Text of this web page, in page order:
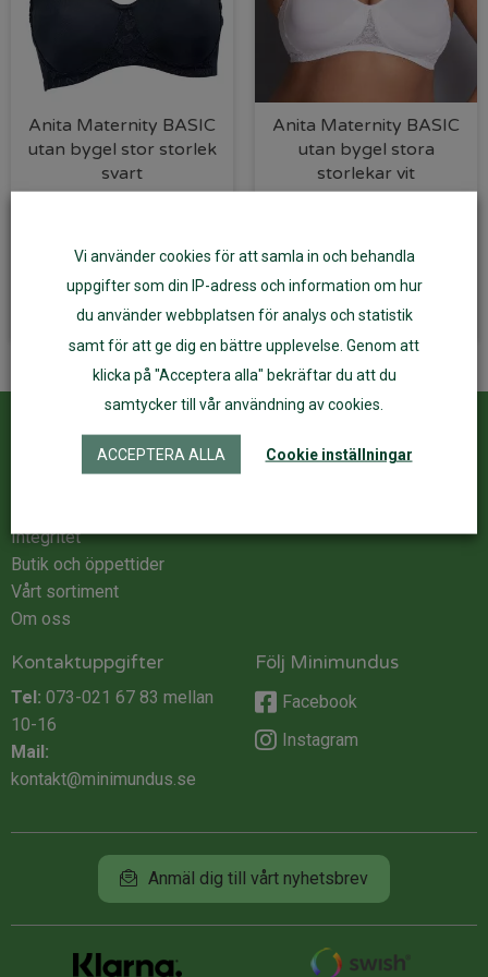
Anita Maternity BASIC
utan bygel stor storlek
svart
Välj alternativ
Anita Maternity BASIC
utan bygel stora
storlekar vit
Välj alternativ
Kundservice
Integritet
Butik och öppettider
Vårt sortiment
Om oss
ÅF Login
Kontaktuppgifter
Tel: 073-021 67 83 mellan
10-16
Mail:
kontakt@minimundus.se
Följ Minimundus
Facebook
Instagram
Anmäl dig till vårt nyhetsbrev
Vi använder cookies för att samla in och behandla
uppgifter som din IP-adress och information om hur
du använder webbplatsen för analys och statistik
samt för att ge dig en bättre upplevelse. Genom att
klicka på "Acceptera alla" bekräftar du att du
samtycker till vår användning av cookies.
ACCEPTERA ALLA Cookie inställningar